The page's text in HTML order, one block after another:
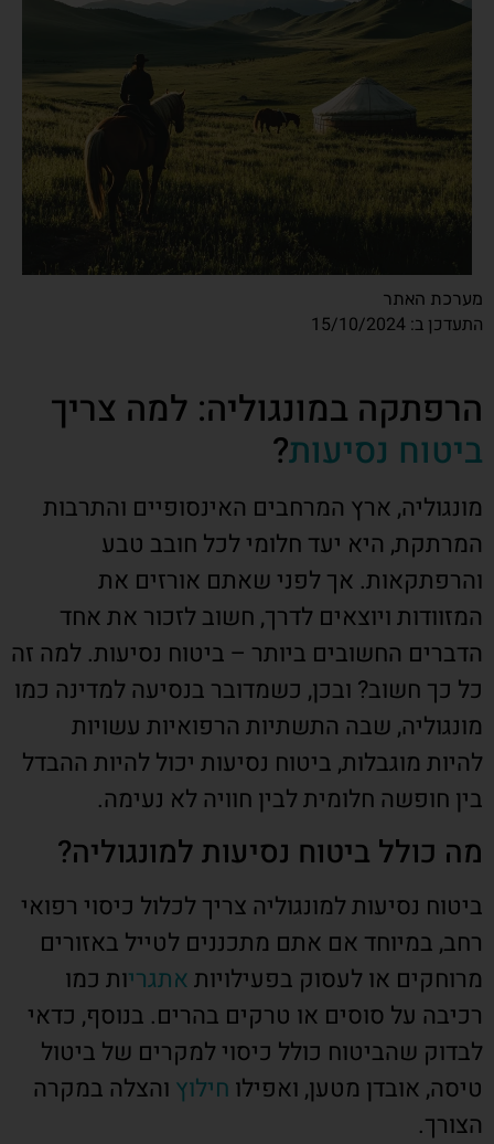
מערכת האתר
התעדכן ב: 15/10/2024
הרפתקה במונגוליה: למה צריך
ביטוח נסיעות?
מונגוליה, ארץ המרחבים האינסופיים והתרבות
המרתקת, היא יעד חלומי לכל חובב טבע
והרפתקאות. אך לפני שאתם אורזים את
המזוודות ויוצאים לדרך, חשוב לזכור את אחד
הדברים החשובים ביותר – ביטוח נסיעות. למה זה
כל כך חשוב? ובכן, כשמדובר בנסיעה למדינה כמו
מונגוליה, שבה התשתיות הרפואיות עשויות
להיות מוגבלות, ביטוח נסיעות יכול להיות ההבדל
בין חופשה חלומית לבין חוויה לא נעימה.
מה כולל ביטוח נסיעות למונגוליה?
ביטוח נסיעות למונגוליה צריך לכלול כיסוי רפואי
רחב, במיוחד אם אתם מתכננים לטייל באזורים
מרוחקים או לעסוק בפעילויותאתגריות כמו
רכיבה על סוסים או טרקים בהרים. בנוסף, כדאי
לבדוק שהביטוח כולל כיסוי למקרים של ביטול
טיסה, אובדן מטען, ואפילו חילוץ והצלה במקרה
הצורך.